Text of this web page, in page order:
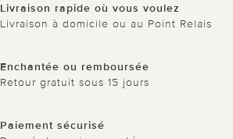
Livraison rapide où vous voulez
Livraison à domicile ou au Point Relais
Enchantée ou remboursée
Retour gratuit sous 15 jours
Paiement sécurisé